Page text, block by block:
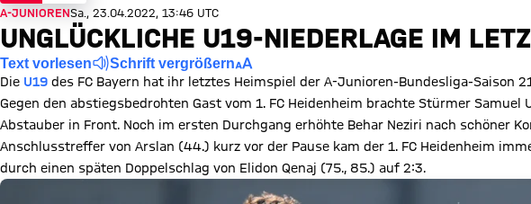
A-JUNIORENSa., 23.04.2022, 13:46 UTC
UNGLÜCKLICHE U19-NIEDERLAGE IM
Text vorlesen Schrift vergrößern
Die U19 des FC Bayern hat ihr letztes Heimspiel der A-Junioren-Bundesliga-Saison
Gegen den abstiegsbedrohten Gast vom 1. FC Heidenheim brachte Stürmer
Abstauber in Front. Noch im ersten Durchgang erhöhte Behar Neziri nach schöner
Anschlusstreffer von Arslan (44.) kurz vor der Pause kam der 1. FC Heidenheim
durch einen späten Doppelschlag von Elidon Qenaj (75., 85.) auf 2:3.